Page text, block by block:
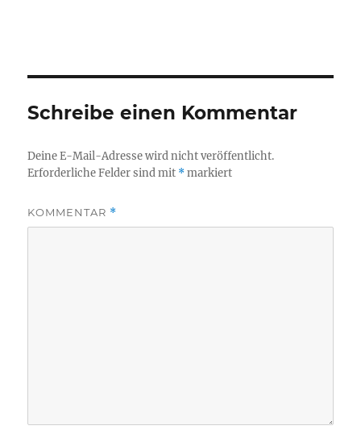
Schreibe einen Kommentar
Deine E-Mail-Adresse wird nicht veröffentlicht.
Erforderliche Felder sind mit *markiert
KOMMENTAR *